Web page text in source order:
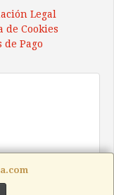
Legal
de Cookies
de Pago